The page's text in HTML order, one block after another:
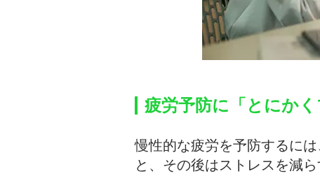
疲労予防に「とにかく
慢性的な疲労を予防するに
と、その後はストレスを減